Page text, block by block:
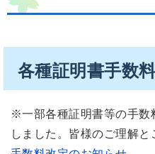
各種証明書手数
※一部各種証明書等の手数
しました。皆様のご理解と